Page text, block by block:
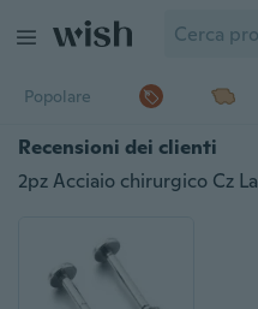
Popolare
Recensioni dei clienti